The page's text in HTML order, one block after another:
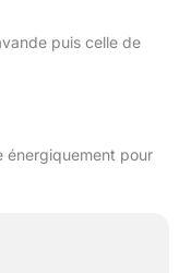
puis celle de
énergiquement pour